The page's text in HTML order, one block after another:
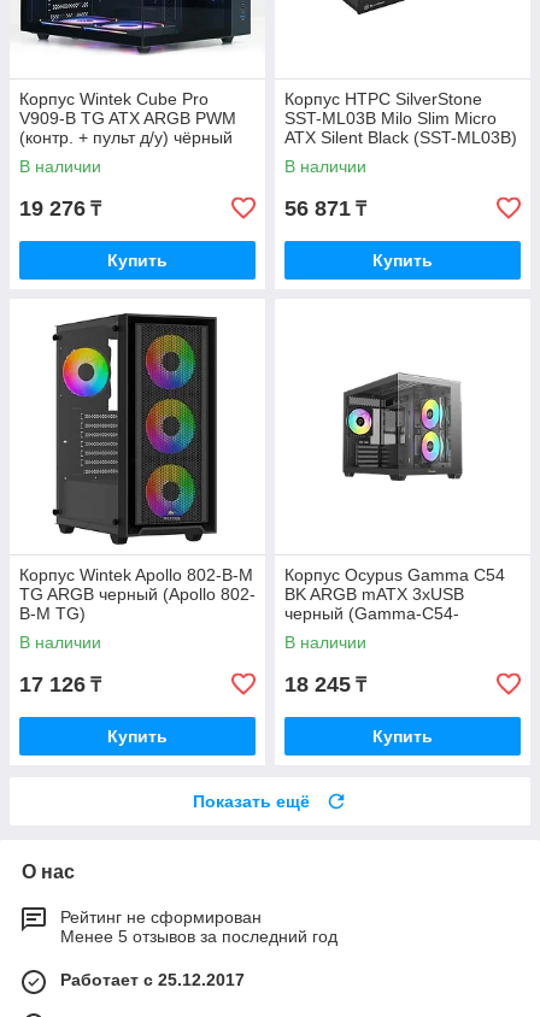
Корпус Wintek Cube Pro
V909-B TG ATX ARGB PWM
(контр. + пульт д/у) чёрный
В наличии
19 276 ₸
Купить
Корпус HTPC SilverStone
SST-ML03B Milo Slim Micro
ATX Silent Black (SST-ML03B)
В наличии
56 871 ₸
Купить
Корпус Wintek Apollo 802-B-M
TG ARGB черный (Apollo 802-
B-M TG)
В наличии
17 126 ₸
Купить
Корпус Ocypus Gamma C54
BK ARGB mATX 3xUSB
черный (Gamma-C54-
BKD300XX-GL)
В наличии
18 245 ₸
Купить
Показать ещё
О нас
Рейтинг не сформирован
Менее 5 отзывов за последний год
Работает с 25.12.2017